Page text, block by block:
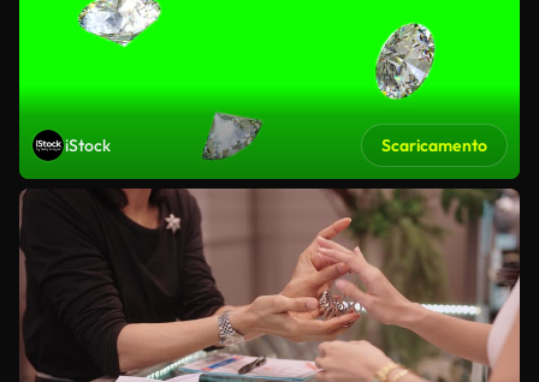
iStock Scaricamento